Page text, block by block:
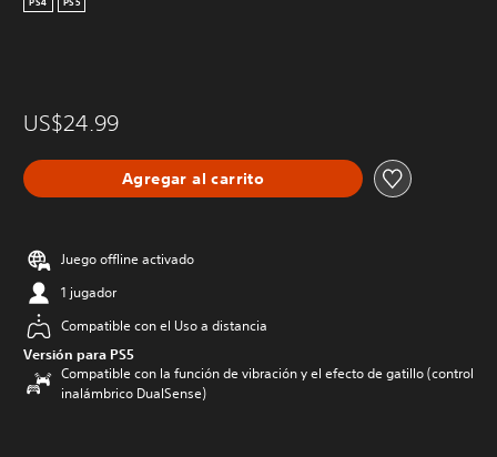
PS4 PS5
US$24.99
Agregar al carrito
Juego offline activado
1 jugador
Compatible con el Uso a distancia
Versión para PS5
Compatible con la función de vibración y el efecto de gatillo (control
inalámbrico DualSense)